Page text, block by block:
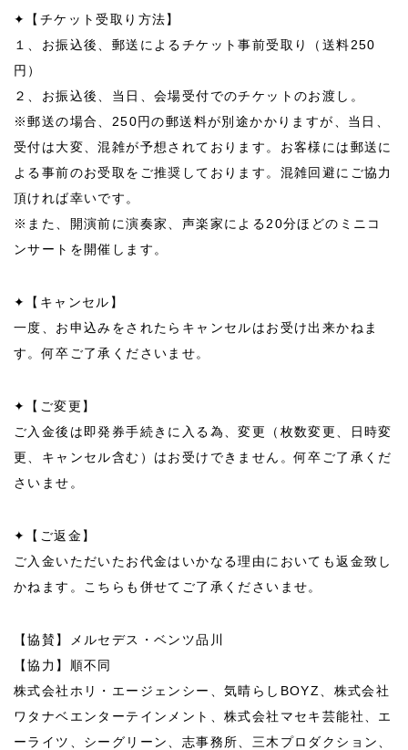
✦【チケット受取り方法】
１、お振込後、郵送によるチケット事前受取り（送料250
円）
２、お振込後、当日、会場受付でのチケットのお渡し。
※郵送の場合、250円の郵送料が別途かかりますが、当日、
受付は大変、混雑が予想されております。お客様には郵送に
よる事前のお受取をご推奨しております。混雑回避にご協力
頂ければ幸いです。
※また、開演前に演奏家、声楽家による20分ほどのミニコ
ンサートを開催します。
✦【キャンセル】
一度、お申込みをされたらキャンセルはお受け出来かねま
す。何卒ご了承くださいませ。
✦【ご変更】
ご入金後は即発券手続きに入る為、変更（枚数変更、日時変
更、キャンセル含む）はお受けできません。何卒ご了承くだ
さいませ。
✦【ご返金】
ご入金いただいたお代金はいかなる理由においても返金致し
かねます。こちらも併せてご了承くださいませ。
【協賛】メルセデス・ベンツ品川
【協力】順不同
株式会社ホリ・エージェンシー、気晴らしBOYZ、株式会社
ワタナベエンターテインメント、株式会社マセキ芸能社、エ
ーライツ、シーグリーン、志事務所、三木プロダクション、